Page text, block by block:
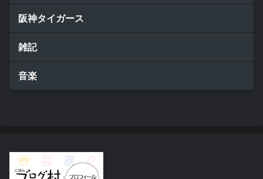
阪神タイガース
雑記
音楽